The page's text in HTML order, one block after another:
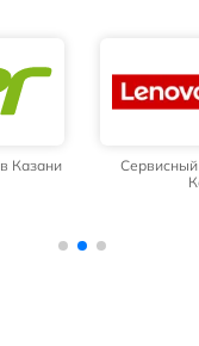
Казани
Сервисный